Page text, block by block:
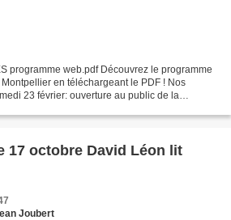
programme web.pdf Découvrez le programme
en téléchargeant le PDF ! Nos
23 février: ouverture au public de la
17 octobre David Léon lit
Joubert